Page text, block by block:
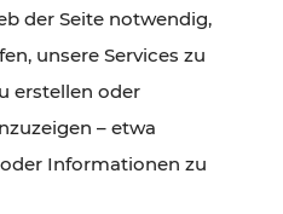
Ticket- und Fahrplan-
schnell erreichbar.
der Seite notwendig,
unsere Services zu
erstellen oder
– etwa
Informationen zu